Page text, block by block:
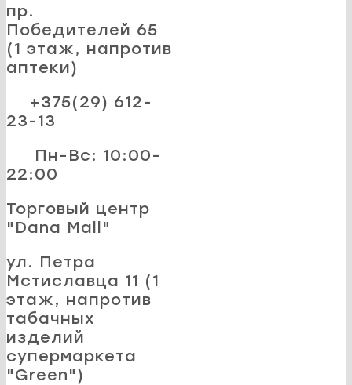
пр.
Победителей 65
(1 этаж, напротив
аптеки)
+375(29) 612-
23-13
Пн-Вс: 10:00-
22:00
Торговый центр
"Dana Mall"
ул. Петра
Мстиславца 11 (1
этаж, напротив
табачных
изделий
супермаркета
"Green")